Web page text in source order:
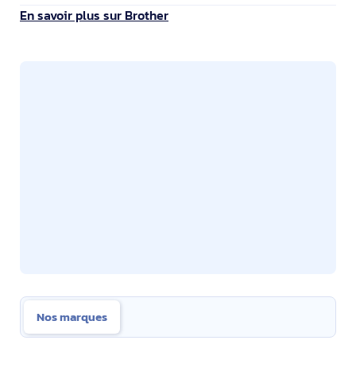
En savoir plus sur Brother
Nos marques